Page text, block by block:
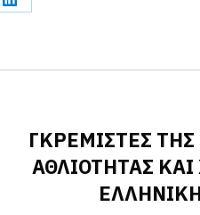
Share
ΓΚΡΕΜΙΣΤΕΣ
ΑΘΛΙΟΤΗΤΑΣ ΚΑΙ